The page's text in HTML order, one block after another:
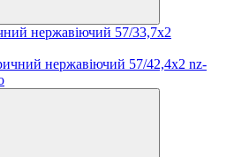
нержавіючий 57/33,7х2